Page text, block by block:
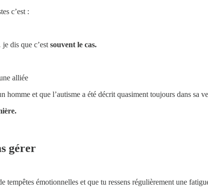
c’est :
dis que c’est souvent le cas.
alliée
homme et que l’autisme a été décrit quasiment toujours dans sa
gérer
tempêtes émotionnelles et que tu ressens régulièrement une